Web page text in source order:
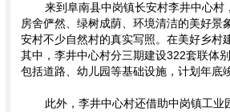
来到阜南县中岗镇长安村李井中心村
房舍俨然、绿树成荫、环境清洁的美好景
安村不少自然村的真实写照。在美好乡村
其中，李井中心村分三期建设322套联体
包括道路、幼儿园等基础设施，计划年底
此外，李井中心村还借助中岗镇工